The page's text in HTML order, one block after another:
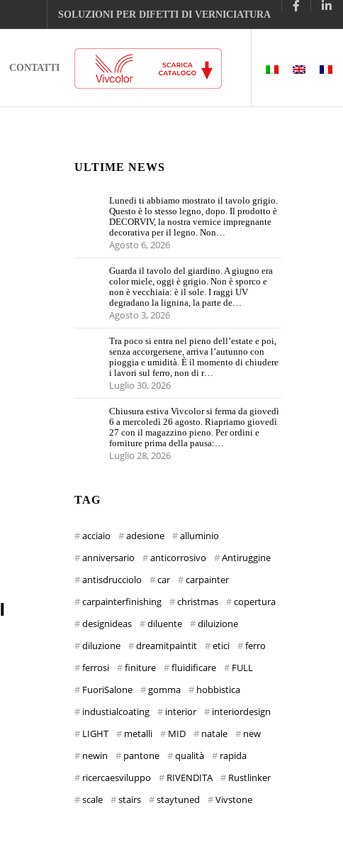
SOLUZIONI PER DIFETTI DI VERNICIATURA
CONTATTI
ULTIME NEWS
Lunedi ti abbiamo mostrato il tavolo grigio.
Questo è lo stesso legno, dopo. Il prodotto è
DECORVIV, la nostra vernice impregnante
decorativa per il legno. Non…
Agosto 6, 2026
Guarda il tavolo del giardino. A giugno era
color miele, oggi è grigio. Non è sporco e
non è vecchiaia: è il sole. I raggi UV
degradano la lignina, la parte de…
Agosto 3, 2026
Tra poco si entra nel pieno dell’estate e poi,
senza accorgersene, arriva l’autunno con
pioggia e umidità. È il momento di chiudere
i lavori sul ferro, non di r…
Luglio 30, 2026
Chiusura estiva Vivcolor si ferma da giovedì
6 a mercoledì 26 agosto. Riapriamo giovedì
27 con il magazzino pieno. Per ordini e
forniture prima della pausa:…
Luglio 28, 2026
TAG
acciaio adesione
alluminio
anniversario
anticorrosivo
Antiruggine
antisdrucciolo
car
carpainter
carpainterfinishing
christmas
copertura
designideas
diluente
diluizione
diluzione
dreamitpaintit etici
ferro
ferrosi
finiture fluidificare
FULL
FuoriSalone
gomma
hobbistica
industialcoating
interior
interiordesign
LIGHT
metalli MID natale
new
newin
pantone qualità
rapida
ricercaesviluppo
RIVENDITA
Rustlinker
scale
stairs staytuned Vivstone